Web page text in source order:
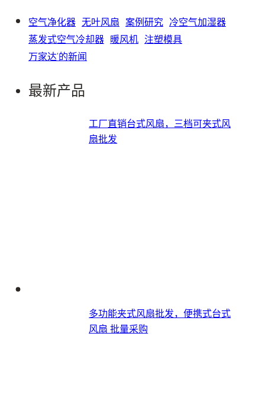
空气净化器 无叶风扇 案例研究 冷空气加湿器
蒸发式空气冷却器 暖风机 注塑模具
万家达'的新闻
最新产品
工厂直销台式风扇，三档可夹式风
扇批发
多功能夹式风扇批发，便携式台式
风扇​ 批量采购